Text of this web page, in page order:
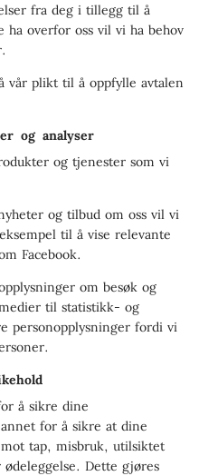
fra deg i tillegg til å
overfor oss vil vi ha behov
vår plikt til å oppfylle avtalen
og analyser
og tjenester som vi
og tilbud om oss vil vi
til å vise relevante
Facebook.
om besøk og
til statistikk- og
personopplysninger fordi vi
å sikre dine
for å sikre at dine
tap, misbruk, utilsiktet
Dette gjøres